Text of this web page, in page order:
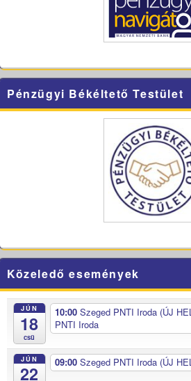
Pénzügyi Békéltető Testület
Közeledő események
JÚN
18
csü
10:00 Szeged PNTI Iroda (ÚJ
PNTI Iroda
JÚN
22
09:00 Szeged PNTI Iroda (ÚJ